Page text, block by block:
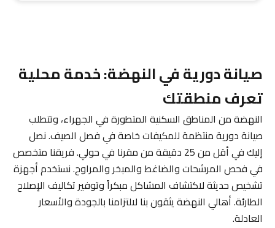
صيانة دورية في النهضة: خدمة محلية
تعرف منطقتك
النهضة من المناطق السكنية المتطورة في الجهراء، وتتطلب
صيانة دورية منتظمة للمكيفات خاصة في فصل الصيف. نصل
إليك في أقل من 25 دقيقة من مقرنا في حولي. فريقنا متخصص
في فحص المرشحات والضاغط والمبخر والمراوح. نستخدم أجهزة
تشخيص حديثة لاكتشاف المشاكل مبكراً وتوفير تكاليف الإصلاح
الطارئة. أهالي النهضة يثقون بنا لالتزامنا بالجودة والأسعار
العادلة.